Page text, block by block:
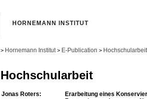
HORNEMANN INSTITUT
> Hornemann Institut > E-Publication >
Hochschularbeit
Jonas Roters:
Erarbeitung eines